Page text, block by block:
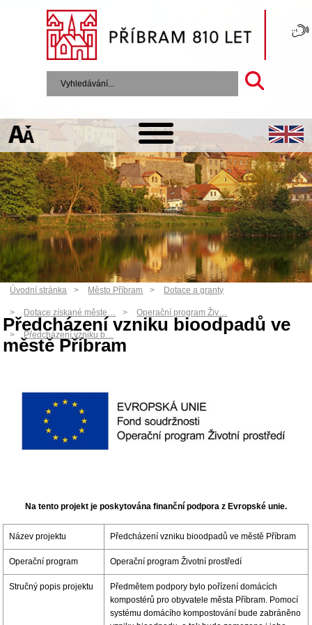
Úvodní stránka Město Příbram Dotace a granty
Dotace získané měste… Operační program Živ…
Předcházení vzniku b…
Předcházení vzniku bioodpadů ve
městě Příbram
Na tento projekt je poskytována finanční podpora z Evropské unie.
Název projektu Předcházení vzniku bioodpadů ve městě Příbram
Operační program Operační program Životní prostředí
Stručný popis projektu
Předmětem podpory bylo pořízení domácích
kompostérů pro obyvatele města Příbram. Pomocí
systému domácího kompostování bude zabráněno